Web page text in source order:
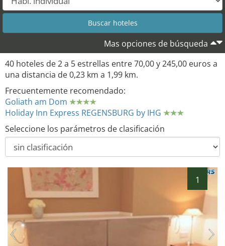
Mas opciones de búsqueda
40 hoteles de 2 a 5 estrellas entre 70,00 y 245,00 euros a
una distancia de 0,23 km a 1,99 km.
Frecuentemente recomendado:
Goliath am Dom
Holiday Inn Express REGENSBURG by IHG
Seleccione los parámetros de clasificación
1